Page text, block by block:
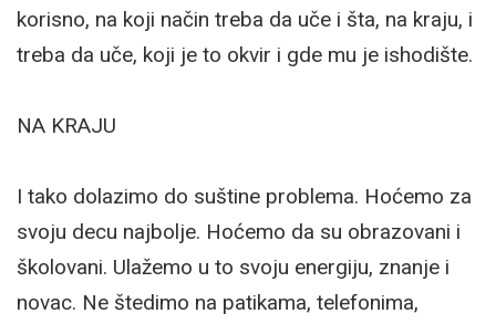
korisno, na koji način treba da uče i šta, na kraju, i
treba da uče, koji je to okvir i gde mu je ishodište.
NA KRAJU
I tako dolazimo do suštine problema. Hoćemo za
svoju decu najbolje. Hoćemo da su obrazovani i
školovani. Ulažemo u to svoju energiju, znanje i
novac. Ne štedimo na patikama, telefonima,